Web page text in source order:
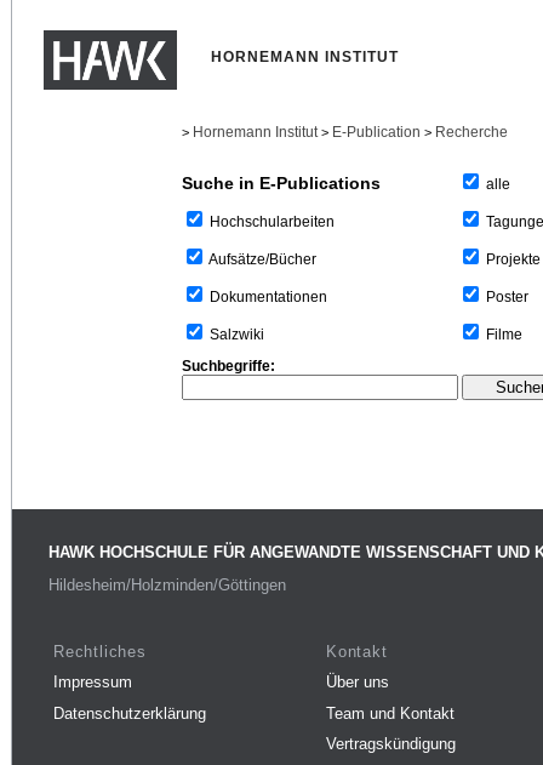
HORNEMANN INSTITUT
> Hornemann Institut > E-Publication > Recherche
Suche in E-Publications
Hochschularbeiten
Aufsätze/Bücher
Dokumentationen
Salzwiki
alle
Projekte
Poster
Filme
Suchbegriffe:
HAWK HOCHSCHULE FÜR ANGEWANDTE WISSENSCHAFT UND
Hildesheim/Holzminden/Göttingen
Rechtliches
Impressum
Datenschutzerklärung
Kontakt
Über uns
Team und Kontakt
Vertragskündigung